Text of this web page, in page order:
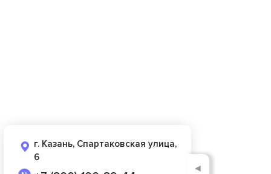
г. Казань, Спартаковская улица,
6
◄